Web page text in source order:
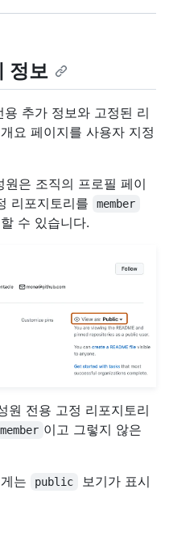
정보
추가 정보와 고정된 리
요 페이지를 사용자 지정
은 조직의 프로필 페이
리포지토리를
member
수 있습니다.
원 전용 고정 리포지토리
member 이고 그렇지 않은
는
public
보기가 표시